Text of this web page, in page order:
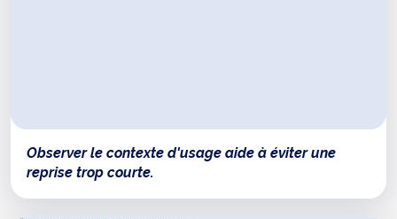
Observer le contexte d'usage aide à éviter une
reprise trop courte.